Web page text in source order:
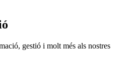
gestió i molt més als nostres